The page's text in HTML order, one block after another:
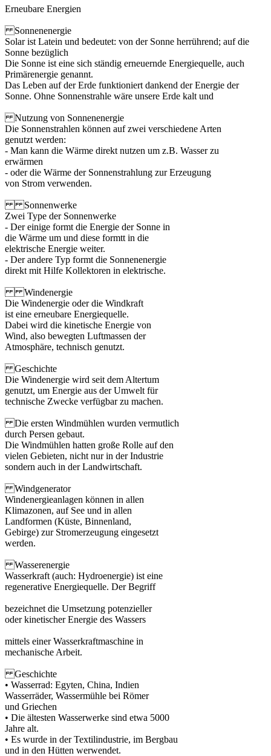
Erneubare Energien
Sonnenenergie
Solar ist Latein und bedeutet: von der Sonne herrührend; auf die
Sonne bezüglich
Die Sonne ist eine sich ständig erneuernde Energiequelle, auch
Primärenergie genannt.
Das Leben auf der Erde funktioniert dankend der Energie der
Sonne. Ohne Sonnenstrahle wäre unsere Erde kalt und
Nutzung von Sonnenenergie
Die Sonnenstrahlen können auf zwei verschiedene Arten
genutzt werden:
- Man kann die Wärme direkt nutzen um z.B. Wasser zu
erwärmen
- oder die Wärme der Sonnenstrahlung zur Erzeugung
von Strom verwenden.
Sonnenwerke
Zwei Type der Sonnenwerke
- Der einige formt die Energie der Sonne in
die Wärme um und diese formtt in die
elektrische Energie weiter.
- Der andere Typ formt die Sonnenenergie
direkt mit Hilfe Kollektoren in elektrische.
Windenergie
Die Windenergie oder die Windkraft
ist eine erneubare Energiequelle.
Dabei wird die kinetische Energie von
Wind, also bewegten Luftmassen der
Atmosphäre, technisch genutzt.
Geschichte
Die Windenergie wird seit dem Altertum
genutzt, um Energie aus der Umwelt für
technische Zwecke verfügbar zu machen.
Die ersten Windmühlen wurden vermutlich
durch Persen gebaut.
Die Windmühlen hatten große Rolle auf den
vielen Gebieten, nicht nur in der Industrie
sondern auch in der Landwirtschaft.
Windgenerator
Windenergieanlagen können in allen
Klimazonen, auf See und in allen
Landformen (Küste, Binnenland,
Gebirge) zur Stromerzeugung eingesetzt
werden.
Wasserenergie
Wasserkraft (auch: Hydroenergie) ist eine
regenerative Energiequelle. Der Begriff
bezeichnet die Umsetzung potenzieller
oder kinetischer Energie des Wassers
mittels einer Wasserkraftmaschine in
mechanische Arbeit.
Geschichte
• Wasserrad: Egyten, China, Indien
Wasserräder, Wassermühle bei Römer
und Griechen
• Die ältesten Wasserwerke sind etwa 5000
Jahre alt.
• Es wurde in der Textilindustrie, im Bergbau
und in den Hütten werwendet.